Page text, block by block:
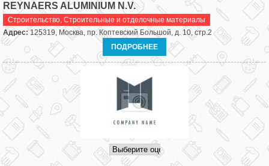
REYNAERS ALUMINIUM N.V.
Строительство, Строительные и отделочные материалы
Адрес:125319, Москва, пр. Коптевский Большой, д. 10, стр.2
ПОДРОБНЕЕ